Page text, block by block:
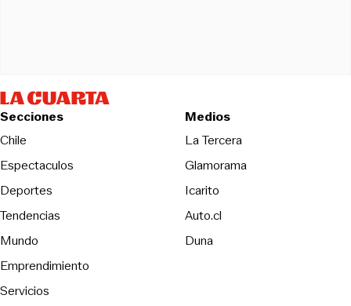
Secciones
Chile
Espectaculos
Deportes
Tendencias
Mundo
Emprendimiento
Servicios
Medios
La TerceraOpens in new
Glamorama
Icarito
Auto.cl
DunaOpens in new window